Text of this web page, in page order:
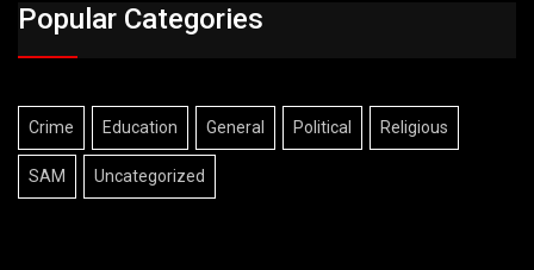
Popular Categories
Crime Education General Political Religious
SAM Uncategorized